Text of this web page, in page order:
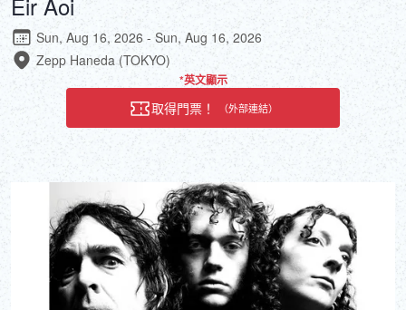
Sun, Aug 16, 2026 - Sun, Aug 16, 2026
Zepp Haneda (TOKYO)
*英文顯示
取得門票！ （外部連結）